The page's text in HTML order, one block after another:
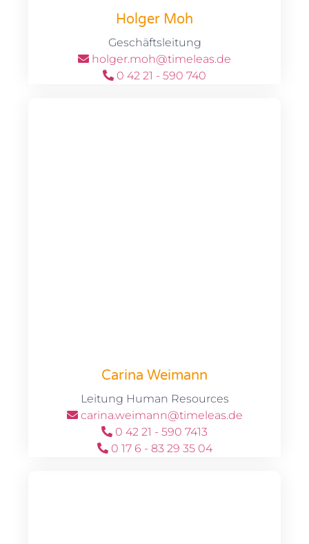
Holger Moh
Geschäftsleitung
holger.moh@timeleas.de
0 42 21 - 590 740
Carina Weimann
Leitung Human Resources
carina.weimann@timeleas.de
0 42 21 - 590 7413
0 17 6 - 83 29 35 04